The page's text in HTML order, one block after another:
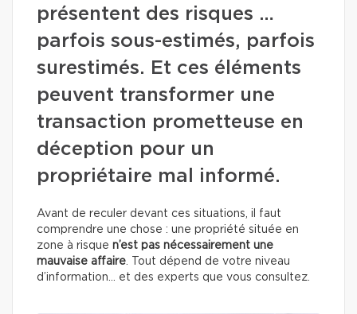
présentent des risques …
parfois sous-estimés, parfois
surestimés. Et ces éléments
peuvent transformer une
transaction prometteuse en
déception pour un
propriétaire mal informé.
Avant de reculer devant ces situations, il faut
comprendre une chose : une propriété située en
zone à risque n’est pas nécessairement une
mauvaise affaire. Tout dépend de votre niveau
d’information… et des experts que vous consultez.